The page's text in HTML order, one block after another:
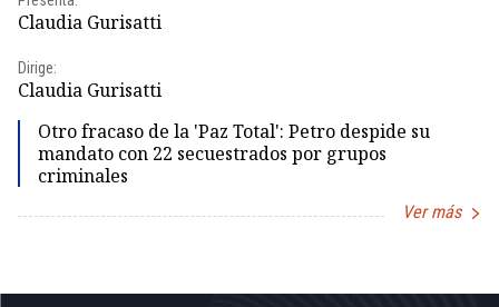
Claudia Gurisatti
Dirige:
Claudia Gurisatti
Otro fracaso de la 'Paz Total': Petro despide su
mandato con 22 secuestrados por grupos
criminales
Ver más
5